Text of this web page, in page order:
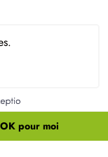
- Conditions